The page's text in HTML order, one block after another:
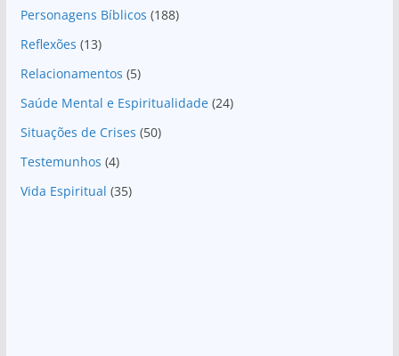
Personagens Bíblicos (188)
Reflexões (13)
Relacionamentos (5)
Saúde Mental e Espiritualidade(24)
Situações de Crises (50)
Testemunhos (4)
Vida Espiritual (35)